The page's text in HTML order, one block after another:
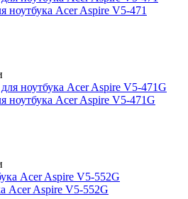
ноутбука Acer Aspire V5-471
ноутбука Acer Aspire V5-471G
Acer Aspire V5-552G